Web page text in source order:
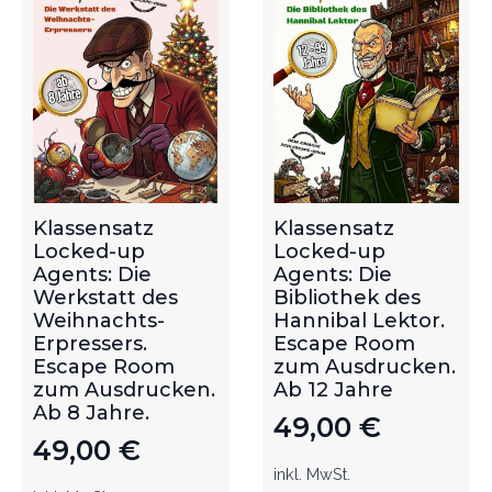
Klassensatz
Locked-up
Agents: Die
Werkstatt des
Weihnachts-
Erpressers.
Escape Room
zum Ausdrucken.
Ab 8 Jahre.
49,00 €
Klassensatz
Locked-up
Agents: Die
Bibliothek des
Hannibal Lektor.
Escape Room
zum Ausdrucken.
Ab 12 Jahre
49,00 €
inkl. MwSt.